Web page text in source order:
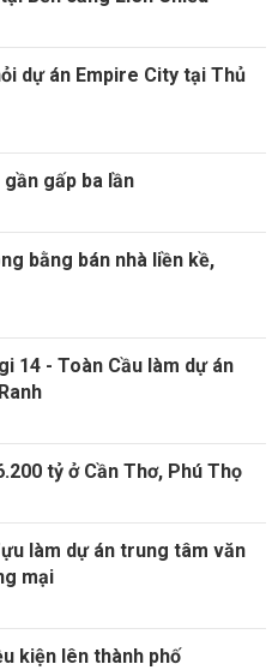
dự án Empire City tại Thủ
gấp ba lần
bằng bán nhà liền kề,
14 - Toàn Cầu làm dự án
tỷ ở Cần Thơ, Phú Thọ
làm dự án trung tâm văn
mại
kiện lên thành phố